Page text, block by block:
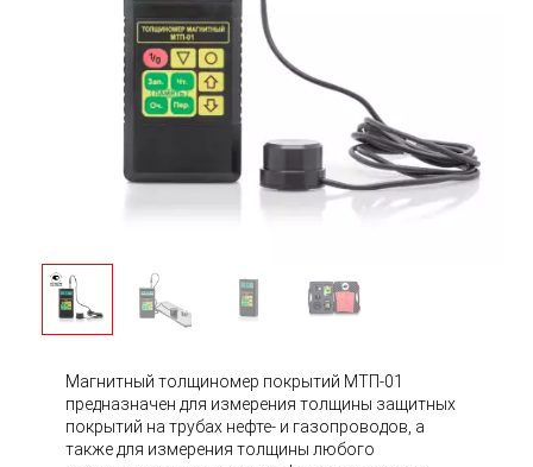
Магнитный толщиномер покрытий МТП-01
предназначен для измерения толщины защитных
покрытий на трубах нефте- и газопроводов, а
также для измерения толщины любого